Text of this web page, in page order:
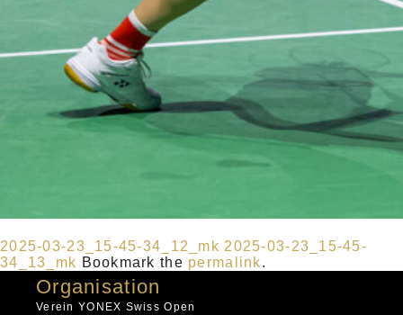
2025-03-23_15-45-34_12_mk 2025-03-23_15-45-
34_13_mk Bookmark the permalink.
Organisation
Verein YONEX Swiss Open